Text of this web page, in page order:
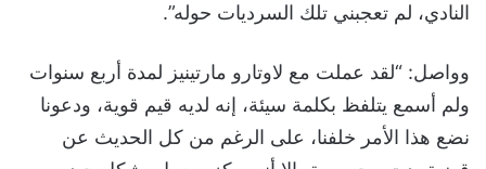
النادي، لم تعجبني تلك السرديات حوله”.
وواصل: “لقد عملت مع لاوتارو مارتينيز لمدة أربع سنوات
ولم أسمع يتلفظ بكلمة سيئة، إنه لديه قيم قوية، ودعونا
نضع هذا الأمر خلفنا، على الرغم من كل الحديث عن